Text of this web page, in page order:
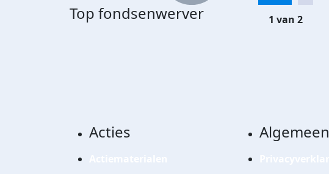
Top fondsenwerver 1 van 2
Acties Algemeen